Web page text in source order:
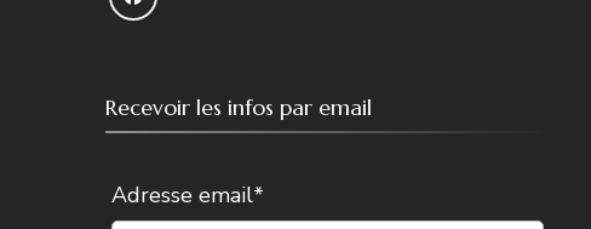
Recevoir les infos par email
Adresse email*